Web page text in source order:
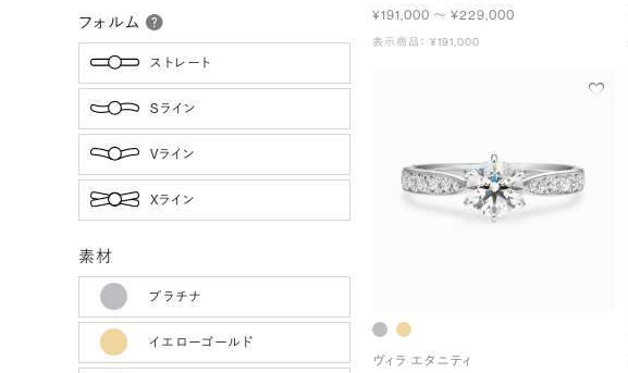
フォルム
ストレート
Sライン
Vライン
Xライン
素材
プラチナ
イエローゴールド
¥191,000 〜 ¥229,000
表示商品： ¥191,000
ヴィラ エタニティ